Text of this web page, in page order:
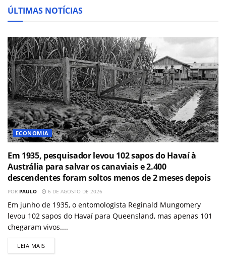
ÚLTIMAS NOTÍCIAS
ECONOMIA
Em 1935, pesquisador levou 102 sapos do Havaí à
Austrália para salvar os canaviais e 2.400
descendentes foram soltos menos de 2 meses depois
POR PAULO 6 DE AGOSTO DE 2026
Em junho de 1935, o entomologista Reginald Mungomery
levou 102 sapos do Havaí para Queensland, mas apenas 101
chegaram vivos....
LEIA MAIS